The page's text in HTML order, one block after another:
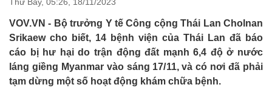
VOV.VN - Bộ trưởng Y tế Công cộng Thái Lan Cholnan
Srikaew cho biết, 14 bệnh viện của Thái Lan đã báo
cáo bị hư hại do trận động đất mạnh 6,4 độ ở nước
láng giềng Myanmar vào sáng 17/11, và có nơi đã phải
tạm dừng một số hoạt động khám chữa bệnh.